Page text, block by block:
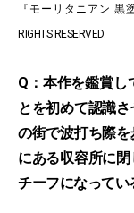
『モーリタニアン 黒
RIGHTS RESERVED.
Q：本作を鑑賞し
とを初めて認識
の街で波打ち際
にある収容所に
チーフになってい